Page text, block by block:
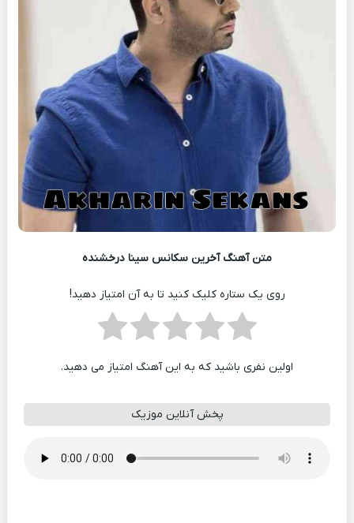
متن آهنگ آخرین سکانس سینا درخشنده
روی یک ستاره کلیک کنید تا به آن امتیاز دهید!
اولین نفری باشید که به این آهنگ امتیاز می دهید.
پخش آنلاین موزیک